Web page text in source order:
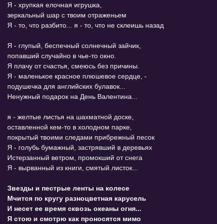
Я - хрупкая елочная игрушка,
зеркальный шар с твоим отраженьем
Я - то, что разбито... я - то, что не склеишь назад
Я - глупый, беспечный солнечный зайчик,
попавший случайно в чье-то окно.
Я плачу от счастья, смеюсь без причины.
Я - маленькое красное плюшевое сердце, -
подушечка для английских булавок...
Ненужный подарок на День Валентина...
я - желтые листья на шахматной доске,
оставленной кем-то в холодном парке,
покрытый твоими следами прибрежный песок
Я - голубь бумажный, застрявший в деревьях
Истерзанный ветром, промокший от снега
Я - вырванный из книги, смятый листок...
Звезды и пестрые ленты на колесе
Мчится по кругу разноцветная карусель
И несет ее время сквозь океаны огня...
Я стою и смотрю как проносятся мимо